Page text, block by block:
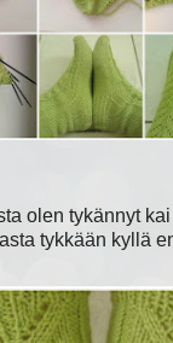
olen tykännyt
tykkään kyllä